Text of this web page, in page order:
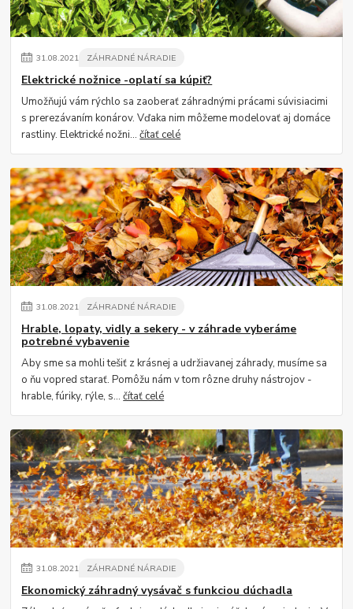
31.08.2021 ZÁHRADNÉ NÁRADIE
Elektrické nožnice -oplatí sa kúpiť?
Umožňujú vám rýchlo sa zaoberať záhradnými prácami súvisiacimi
s prerezávaním konárov. Vďaka nim môžeme modelovať aj domáce
rastliny. Elektrické nožni...čítať celé
31.08.2021 ZÁHRADNÉ NÁRADIE
Hrable, lopaty, vidly a sekery - v záhrade vyberáme
potrebné vybavenie
Aby sme sa mohli tešiť z krásnej a udržiavanej záhrady, musíme sa
o ňu vopred starať. Pomôžu nám v tom rôzne druhy nástrojov -
hrable, fúriky, rýle, s...čítať celé
31.08.2021 ZÁHRADNÉ NÁRADIE
Ekonomický záhradný vysávač s funkciou dúchadla